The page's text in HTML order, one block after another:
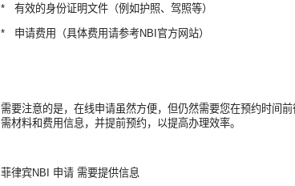
* 有效的身份证明文件（例如护照、驾照等）
* 申请费用（具体费用请参考NBI官方网站）
需要注意的是，在线申请虽然方便，但仍然需要您在预约时间
需材料和费用信息，并提前预约，以提高办理效率。
菲律宾NBI 申请 需要提供信息